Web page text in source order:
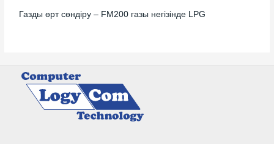
Газды өрт сөндіру – FM200 газы негізінде LPG